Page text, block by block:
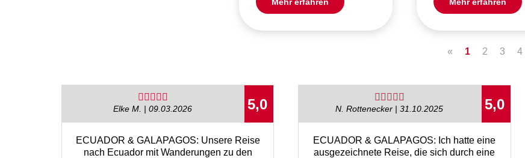
Mehr erfahren Mehr erfahren
« 1 2 3 4
5,0
Elke M. | 09.03.2026
ECUADOR & GALAPAGOS: Unsere Reise
nach Ecuador mit Wanderungen zu den
5,0
N. Rottenecker | 31.10.2025
ECUADOR & GALAPAGOS: Ich hatte eine
ausgezeichnete Reise, die sich durch eine